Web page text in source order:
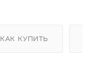
КАК КУПИТЬ